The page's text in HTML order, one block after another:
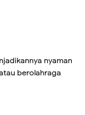
nyaman
berolahraga